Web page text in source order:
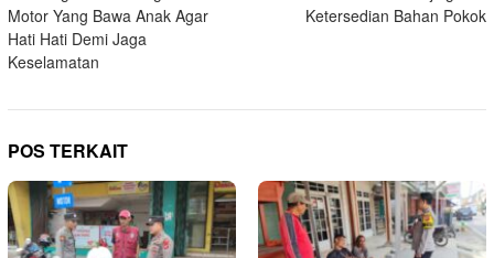
Motor Yang Bawa Anak Agar
Hati Hati Demi Jaga
Keselamatan
Ketersedian Bahan Pokok
POS TERKAIT